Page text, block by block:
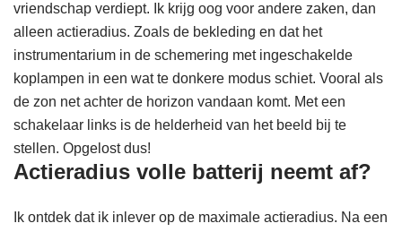
vriendschap verdiept. Ik krijg oog voor andere zaken, dan
alleen actieradius. Zoals de bekleding en dat het
instrumentarium in de schemering met ingeschakelde
koplampen in een wat te donkere modus schiet. Vooral als
de zon net achter de horizon vandaan komt. Met een
schakelaar links is de helderheid van het beeld bij te
stellen. Opgelost dus!
Actieradius volle batterij neemt af?
Ik ontdek dat ik inlever op de maximale actieradius. Na een